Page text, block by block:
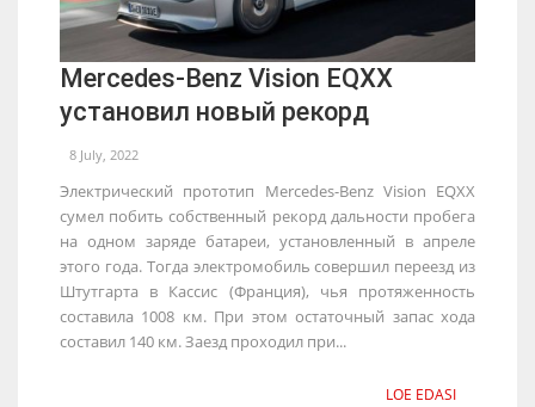
Mercedes-Benz Vision EQXX
установил новый рекорд
8 July, 2022
Электрический прототип Mercedes-Benz Vision EQXX
сумел побить собственный рекорд дальности пробега
на одном заряде батареи, установленный в апреле
этого года. Тогда электромобиль совершил переезд из
Штутгарта в Кассис (Франция), чья протяженность
составила 1008 км. При этом остаточный запас хода
составил 140 км. Заезд проходил при...
LOE EDASI